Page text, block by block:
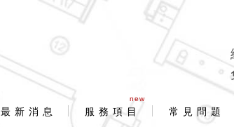
最 新 消 息
new
服 務 項 目 常 見 問 題